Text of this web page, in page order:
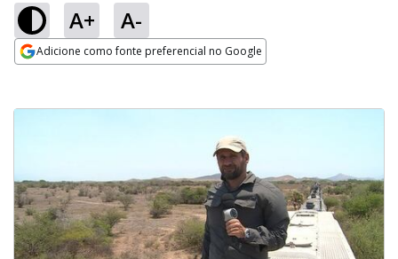
A+ A-
Adicione como fonte preferencial no Google